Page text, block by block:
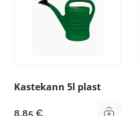
Kastekann 5l plast
8,85 €